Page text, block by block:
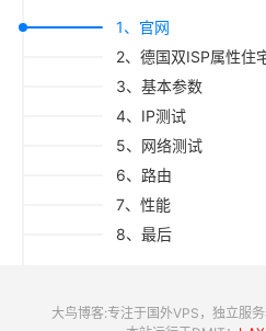
1、官网
2、德国双ISP属性住
3、基本参数
4、IP测试
5、网络测试
6、路由
7、性能
8、最后
大鸟博客:专注于国外VPS，独立服